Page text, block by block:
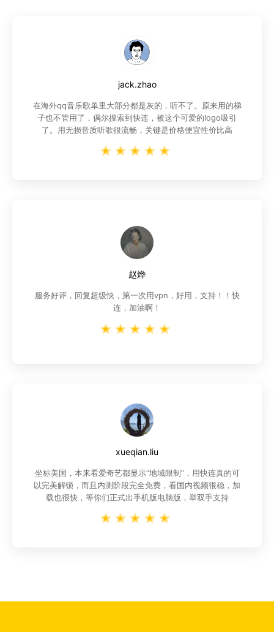
jack.zhao
在海外qq音乐歌单里大部分都是灰的，听不了。原来用的梯
子也不管用了，偶尔搜索到快连，被这个可爱的logo吸引
了。用无损音质听歌很流畅，关键是价格便宜性价比高
赵烨
服务好评，回复超级快，第一次用vpn，好用，支持！！快
连，加油啊！
xueqian.liu
坐标美国，本来看爱奇艺都显示“地域限制”，用快连真的可
以完美解锁，而且内测阶段完全免费，看国内视频很稳，加
载也很快，等你们正式出手机版电脑版，举双手支持